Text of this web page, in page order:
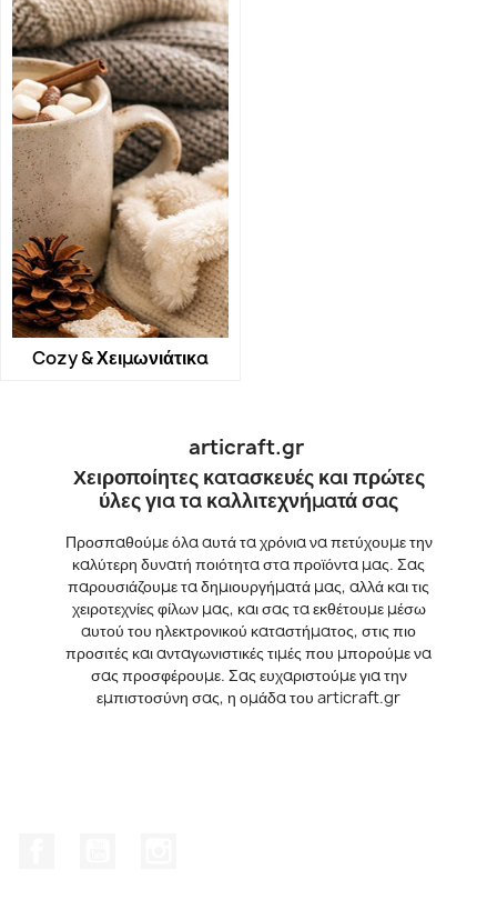
Cozy & Χειμωνιάτικα
articraft.gr
Χειροποίητες κατασκευές και πρώτες
ύλες για τα καλλιτεχνήματά σας
Προσπαθούμε όλα αυτά τα χρόνια να πετύχουμε την
καλύτερη δυνατή ποιότητα στα προϊόντα μας. Σας
παρουσιάζουμε τα δημιουργήματά μας, αλλά και τις
χειροτεχνίες φίλων μας, και σας τα εκθέτουμε μέσω
αυτού του ηλεκτρονικού καταστήματος, στις πιο
προσιτές και ανταγωνιστικές τιμές που μπορούμε να
σας προσφέρουμε. Σας ευχαριστούμε για την
εμπιστοσύνη σας, η ομάδα του articraft.gr